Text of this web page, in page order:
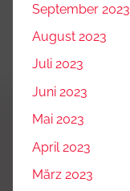
September 2023
August 2023
Juli 2023
Juni 2023
Mai 2023
April 2023
März 2023